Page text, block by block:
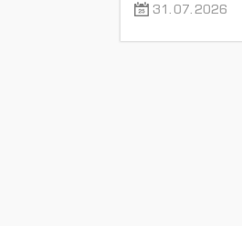
31.07.2026